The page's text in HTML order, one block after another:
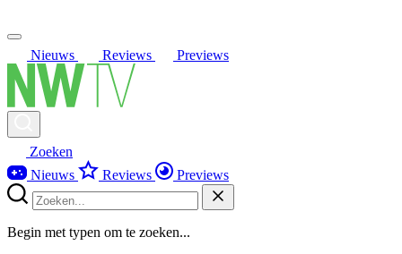
Nieuws Reviews Previews
Zoeken
Nieuws
Reviews Previews
Begin met typen om te zoeken...